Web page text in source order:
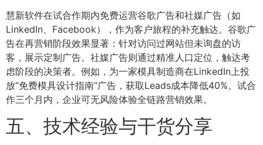
慧新软件在试合作期内免费运营谷歌广告和社媒广告（如
LinkedIn、Facebook），作为客户旅程的补充触达。谷歌广
告在再营销阶段效果显著：针对访问过网站但未询盘的访
客，展示定制广告。社媒广告则通过精准人口定位，触达考
虑阶段的决策者。例如，为一家模具制造商在LinkedIn上投
放“免费模具设计指南”广告，获取Leads成本降低40%。试合
作三个月内，企业可无风险体验全链路营销效果。
五、技术经验与干货分享